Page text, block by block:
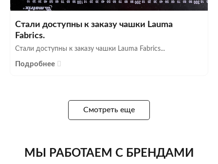
Стали доступны к заказу чашки Lauma
Fabrics.
Стали доступны к заказу чашки Lauma Fabrics...
Подробнее
Смотреть еще
МЫ РАБОТАЕМ С БРЕНДАМИ